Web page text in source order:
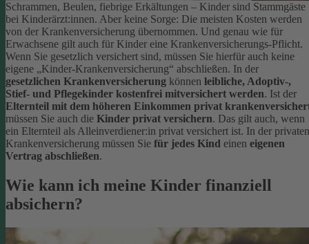
Schrammen, Beulen, fiebrige Erkältungen – Kinder sind Stammgäste
bei Kinderärzt:innen. Aber keine Sorge: Die meisten Kosten werden
von der Krankenversicherung übernommen. Und genau wie für
Erwachsene gilt auch für Kinder eine Krankenversicherungs-Pflicht.
Wenn Sie gesetzlich versichert sind, müssen Sie hierfür auch keine
eigene „Kinder-Krankenversicherung“ abschließen. In der
gesetzlichen Krankenversicherung können leibliche, Adoptiv-,
Stief- und Pflegekinder kostenfrei mitversichert werden. Ist der
Elternteil mit dem höheren Einkommen privat
müssen Sie auch die Kinder privat versichern. Das gilt auch, wenn
ein Elternteil als Alleinverdiener:in privat versichert ist. In der privaten
Krankenversicherung müssen Sie für jedes Kind einen eigenen
Vertrag abschließen.
Wie kann ich meine Kinder finanziell
absichern?